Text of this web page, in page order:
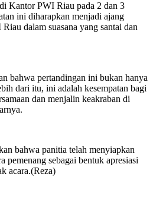
Kantor PWI Riau pada 2 dan 3
ini diharapkan menjadi ajang
dalam suasana yang santai dan
bahwa pertandingan ini bukan hanya
dari itu, ini adalah kesempatan bagi
dan menjalin keakraban di
bahwa panitia telah menyiapkan
pemenang sebagai bentuk apresiasi
acara.(Reza)